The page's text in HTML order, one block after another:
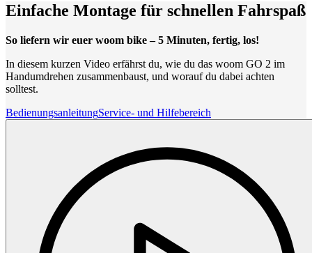
Einfache Montage für schnellen Fahrspaß
So liefern wir euer woom bike – 5 Minuten, fertig, los!
In diesem kurzen Video erfährst du, wie du das woom GO 2 im
Handumdrehen zusammenbaust, und worauf du dabei achten
solltest.
BedienungsanleitungService- und Hilfebereich